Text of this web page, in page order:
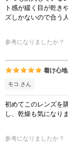
ト感が緩く目が乾き
ズしかないので合う
参考になりましたか？
着け心
モコ さん
初めてこのレンズを
し、乾燥も気になり
参考になりましたか？